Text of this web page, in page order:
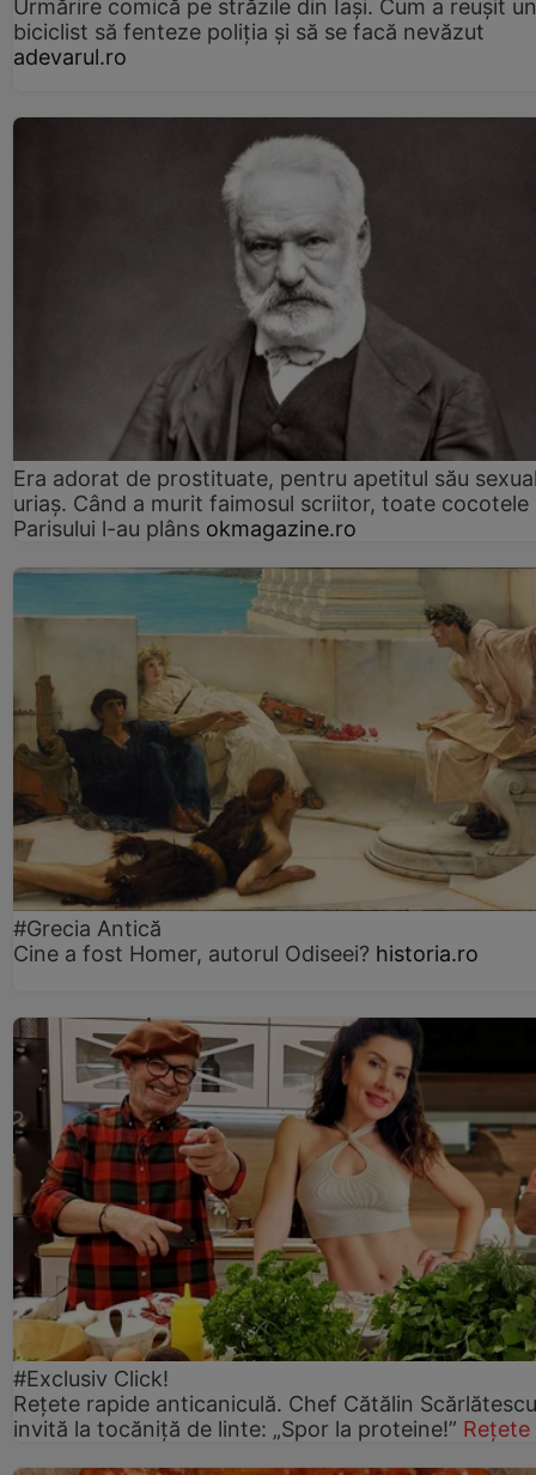
Urmărire comică pe străzile din Iași. Cum a reușit un
biciclist să fenteze poliția și să se facă nevăzut
adevarul.ro
Era adorat de prostituate, pentru apetitul său
uriaș. Când a murit faimosul scriitor, toate cocotele
Parisului l-au plâns okmagazine.ro
#Grecia Antică
Cine a fost Homer, autorul Odiseei? historia.ro
#Exclusiv Click!
Rețete rapide anticaniculă. Chef Cătălin
invită la tocăniță de linte: „Spor la proteine!” Rețete